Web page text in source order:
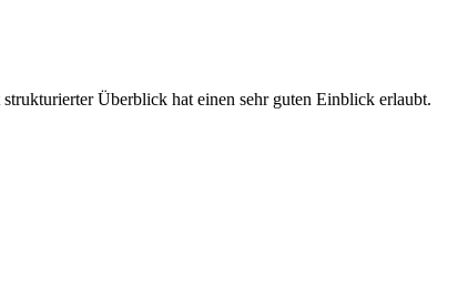
Überblick hat einen sehr guten Einblick erlaubt.